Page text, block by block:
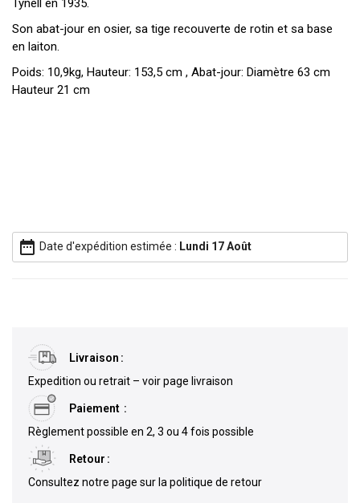
Tynell en 1935.
Son abat-jour en osier, sa tige recouverte de rotin et sa base
en laiton.
Poids: 10,9kg, Hauteur: 153,5 cm , Abat-jour: Diamètre 63 cm
Hauteur 21 cm
date_range Date d'expédition estimée : Lundi 17 Août
Livraison
Expedition ou retrait – voir page livraison
Paiement
Règlement possible en 2, 3 ou 4 fois possible
Retour
Consultez notre page sur la politique de retour